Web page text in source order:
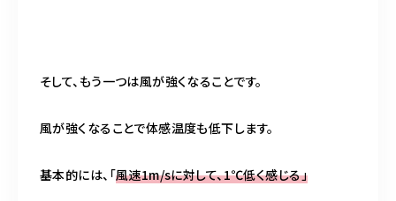
そして、もう一つは風が強くなることです。
風が強くなることで体感温度も低下します。
基本的には、「風速1m/sに対して、1℃低く感じる」